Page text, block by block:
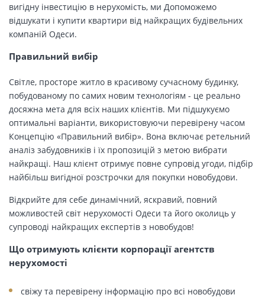
вигідну інвестицію в нерухомість, ми Допоможемо
відшукати і купити квартири від найкращих будівельних
компаній Одеси.
Правильний вибір
Світле, просторе житло в красивому сучасному будинку,
побудованому по самих новим технологіям - це реально
досяжна мета для всіх наших клієнтів. Ми підшукуємо
оптимальні варіанти, використовуючи перевірену часом
Концепцію «Правильний вибір». Вона включає ретельний
аналіз забудовників і їх пропозицій з метою вибрати
найкращі. Наш клієнт отримує повне супровід угоди, підбір
найбільш вигідної розстрочки для покупки новобудови.
Відкрийте для себе динамічний, яскравий, повний
можливостей світ нерухомості Одеси та його околиць у
супроводі найкращих експертів з новобудов!
Що отримують клієнти корпорації агентств
нерухомості
свіжу та перевірену інформацію про всі новобудови